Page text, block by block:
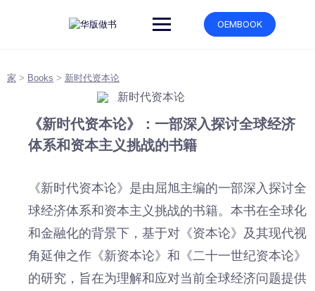
OEMBOOK
家 > Books > 新时代资本论
《新时代资本论》：一部深入探讨全球经济
体系和资本主义挑战的书籍
《新时代资本论》是由屈旭主编的一部深入探讨全
球经济体系和资本主义挑战的书籍。本书在全球化
和金融化的背景下，基于对《资本论》及其现代视
角延伸之作《新资本论》和《二十一世纪资本论》
的研究，旨在为理解和应对当前全球经济问题提供